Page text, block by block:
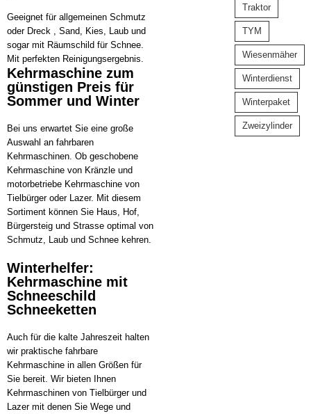
Geeignet für allgemeinen Schmutz
oder Dreck , Sand, Kies, Laub und
sogar mit Räumschild für Schnee.
Mit perfekten Reinigungsergebnis.
Kehrmaschine zum
günstigen Preis für
Sommer und Winter
Bei uns erwartet Sie eine große
Auswahl an fahrbaren
Kehrmaschinen. Ob geschobene
Kehrmaschine von Kränzle und
motorbetriebe Kehrmaschine von
Tielbürger oder Lazer. Mit diesem
Sortiment können Sie Haus, Hof,
Bürgersteig und Strasse optimal von
Schmutz, Laub und Schnee kehren.
Winterhelfer:
Kehrmaschine mit
Schneeschild
Schneeketten
Auch für die kalte Jahreszeit halten
wir praktische fahrbare
Kehrmaschine in allen Größen für
Sie bereit. Wir bieten Ihnen
Kehrmaschinen von Tielbürger und
Lazer mit denen Sie Wege und
Traktor
TYM
Wiesenmäher
Winterdienst
Winterpaket
Zweizylinder